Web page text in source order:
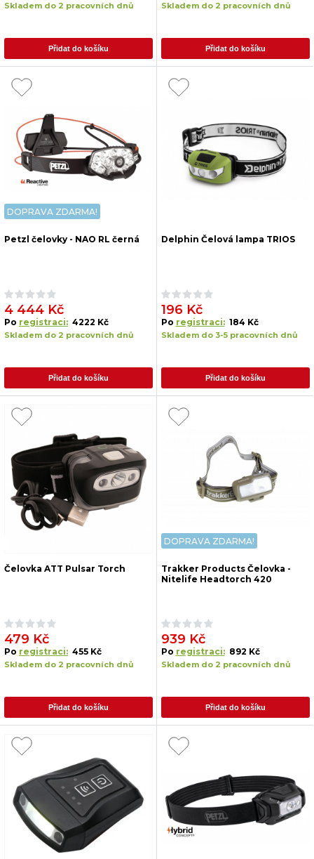
Skladem do 2 pracovních dnů
Přidat do košíku
Skladem do 2 pracovních dnů
Přidat do košíku
DOPRAVA ZDARMA!
Petzl čelovky - NAO RL černá
4 444 Kč
Po registraci: 4222 Kč
Skladem do 2 pracovních dnů
Přidat do košíku
Delphin Čelová lampa TRIOS
196 Kč
Po registraci: 184 Kč
Skladem do 3-5 pracovních dnů
Přidat do košíku
Čelovka ATT Pulsar Torch
479 Kč
Po registraci: 455 Kč
Skladem do 2 pracovních dnů
Přidat do košíku
DOPRAVA ZDARMA!
Trakker Products Čelovka -
Nitelife Headtorch 420
939 Kč
Po registraci: 892 Kč
Skladem do 2 pracovních dnů
Přidat do košíku